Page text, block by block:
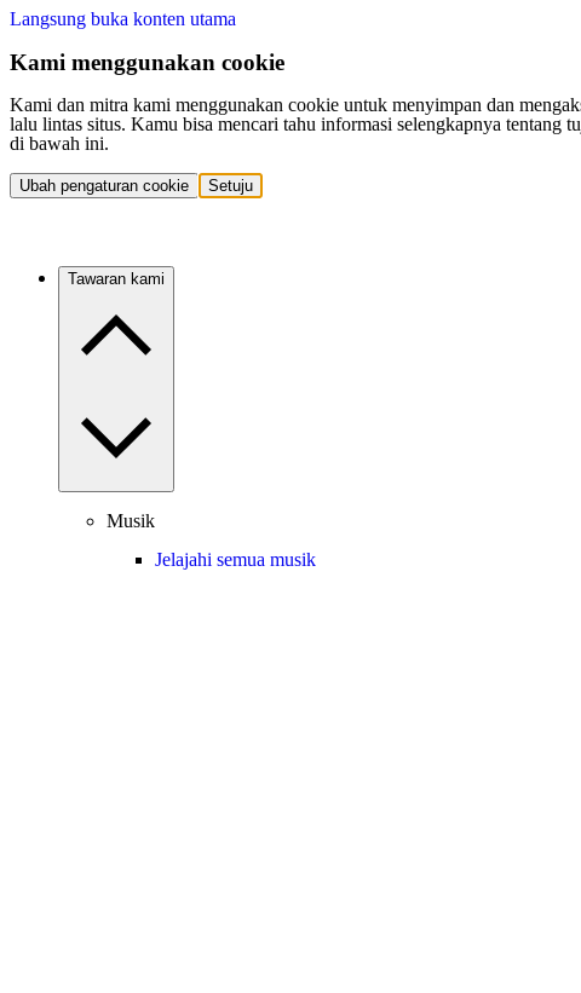
Langsung buka konten utama
Kami menggunakan cookie
Kami dan mitra kami menggunakan cookie untuk menyimpan dan
lalu lintas situs. Kamu bisa mencari tahu informasi selengkapnya
di bawah ini.
Ubah pengaturan cookie Setuju
Tawaran kami
Musik
Jelajahi semua musik